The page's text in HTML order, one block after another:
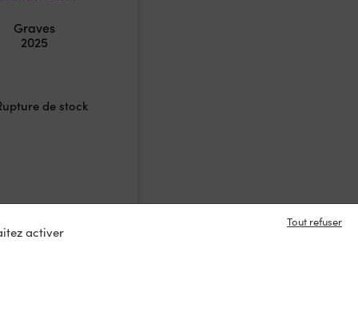
Graves
2025
de stock
activer
Tout refuser